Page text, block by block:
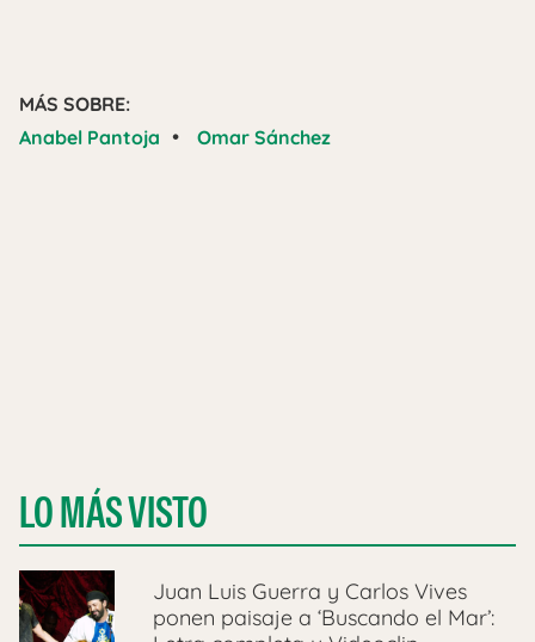
MÁS SOBRE:
Anabel Pantoja • Omar Sánchez
LO MÁS VISTO
Juan Luis Guerra y Carlos Vives
ponen paisaje a ‘Buscando el Mar’: